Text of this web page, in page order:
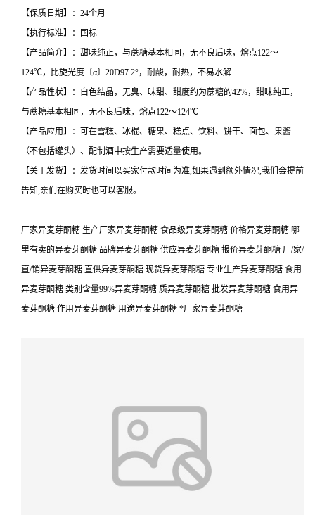
【保质日期】：24个月
【执行标准】：国标
【产品简介】：甜味纯正，与蔗糖基本相同，无不良后味，熔点122～
124℃，比旋光度〔α〕20D97.2°，耐酸，耐热，不易水解
【产品性状】：白色结晶，无臭、味甜、甜度约为蔗糖的42%，甜味纯正，
与蔗糖基本相同，无不良后味，熔点122～124℃
【产品应用】：可在雪糕、冰棍、糖果、糕点、饮料、饼干、面包、果酱
（不包括罐头）、配制酒中按生产需要适量使用。
【关于发货】：发货时间以买家付款时间为准,如果遇到额外情况,我们会提前
告知,亲们在购买时也可以客服。
厂家异麦芽酮糖 生产厂家异麦芽酮糖 食品级异麦芽酮糖 价格异麦芽酮糖 哪
里有卖的异麦芽酮糖 品牌异麦芽酮糖 供应异麦芽酮糖 报价异麦芽酮糖 厂/家/
直/销异麦芽酮糖 直供异麦芽酮糖 现货异麦芽酮糖 专业生产异麦芽酮糖 食用
异麦芽酮糖 类别含量99%异麦芽酮糖 质异麦芽酮糖 批发异麦芽酮糖 食用异
麦芽酮糖 作用异麦芽酮糖 用途异麦芽酮糖 *厂家异麦芽酮糖